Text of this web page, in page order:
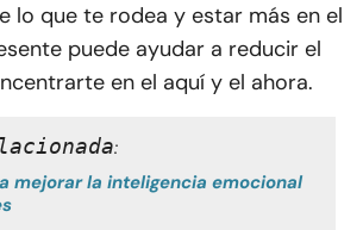
lo que te rodea y estar más en el
puede ayudar a reducir el
en el aquí y el ahora.
:
mejorar la inteligencia emocional